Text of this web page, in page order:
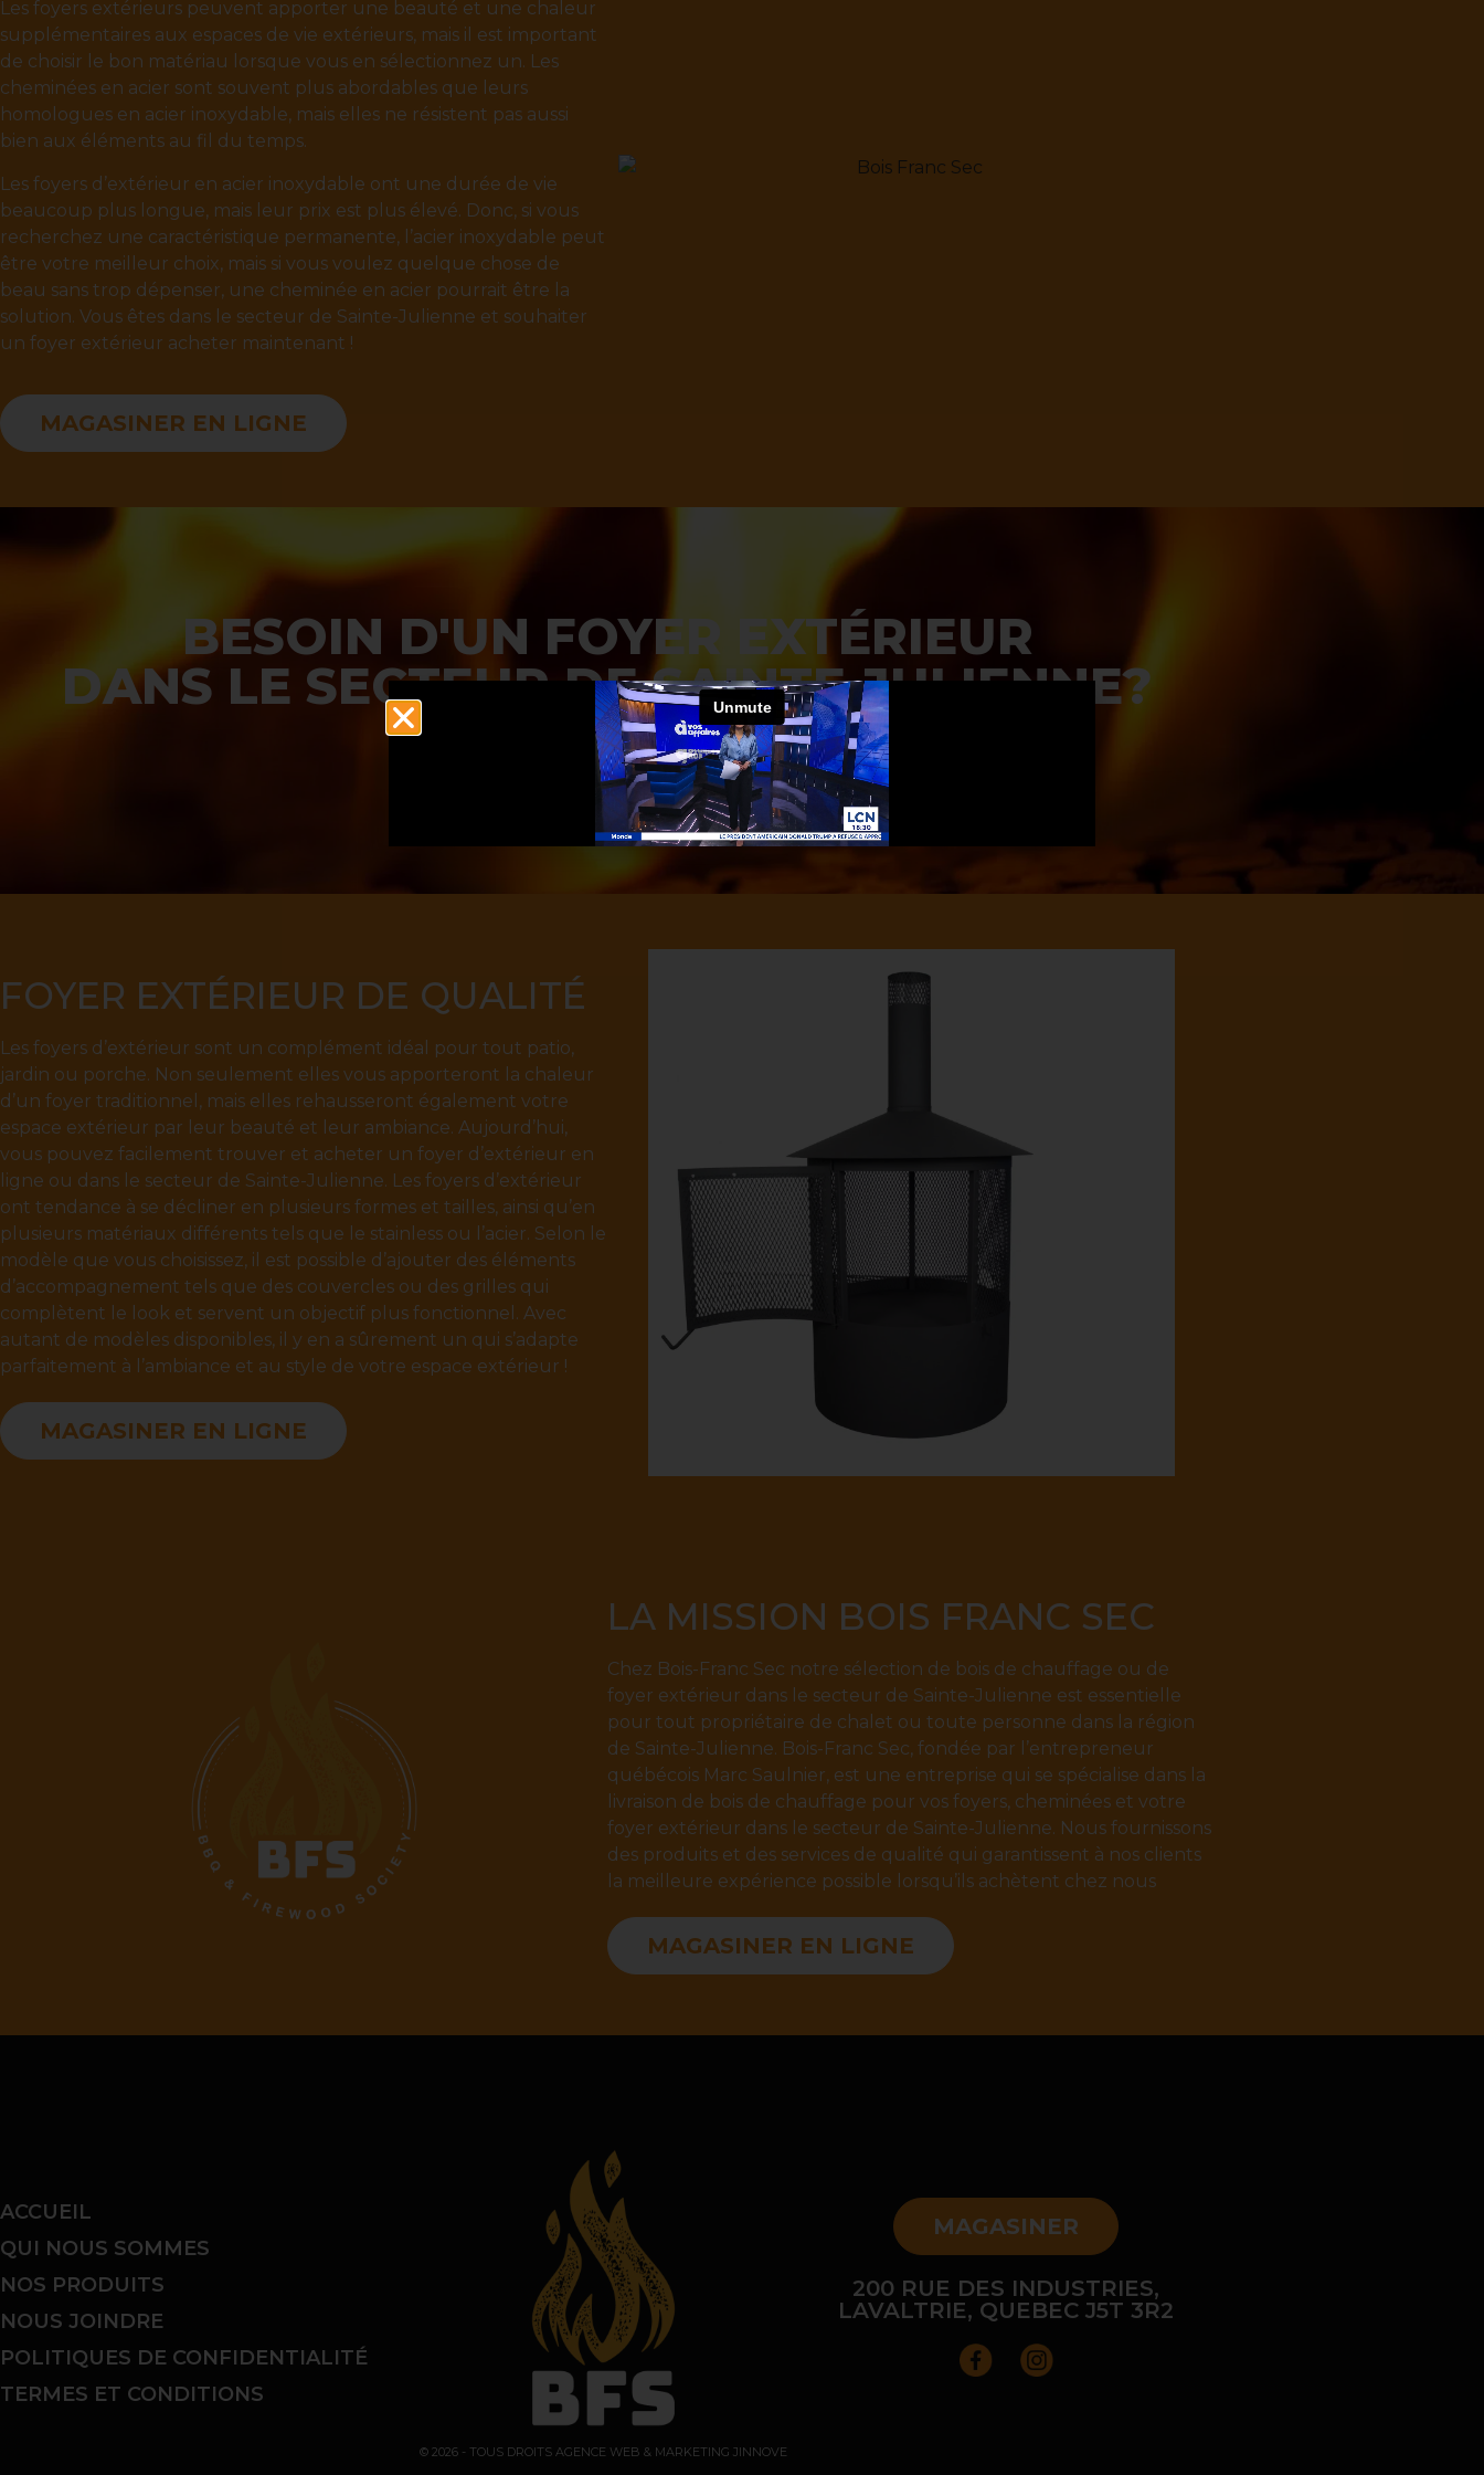
Les foyers extérieurs peuvent apporter une beauté et une chaleur
supplémentaires aux espaces de vie extérieurs, mais il est important
de choisir le bon matériau lorsque vous en sélectionnez un. Les
cheminées en acier sont souvent plus abordables que leurs
homologues en acier inoxydable, mais elles ne résistent pas aussi
bien aux éléments au fil du temps.
Les foyers d’extérieur en acier inoxydable ont une durée de vie
beaucoup plus longue, mais leur prix est plus élevé. Donc, si vous
recherchez une caractéristique permanente, l’acier inoxydable peut
être votre meilleur choix, mais si vous voulez quelque chose de
beau sans trop dépenser, une cheminée en acier pourrait être la
solution. Vous êtes dans le secteur de Sainte-Julienne et souhaiter
un foyer extérieur acheter maintenant !
MAGASINER EN LIGNE
BESOIN D'UN FOYER EXTÉRIEUR
DANS LE SECTEUR DE SAINTE-JULIENNE?
COMMANDER MAINTENANT !
FOYER EXTÉRIEUR DE QUALITÉ
Les foyers d’extérieur sont un complément idéal pour tout patio,
jardin ou porche. Non seulement elles vous apporteront la chaleur
d’un foyer traditionnel, mais elles rehausseront également votre
espace extérieur par leur beauté et leur ambiance. Aujourd’hui,
vous pouvez facilement trouver et acheter un foyer d’extérieur en
ligne ou dans le secteur de Sainte-Julienne. Les foyers d’extérieur
ont tendance à se décliner en plusieurs formes et tailles, ainsi qu’en
plusieurs matériaux différents tels que le stainless ou l’acier. Selon le
modèle que vous choisissez, il est possible d’ajouter des éléments
d’accompagnement tels que des couvercles ou des grilles qui
complètent le look et servent un objectif plus fonctionnel. Avec
autant de modèles disponibles, il y en a sûrement un qui s’adapte
parfaitement à l’ambiance et au style de votre espace extérieur !
MAGASINER EN LIGNE
LA MISSION BOIS FRANC SEC
Chez Bois-Franc Sec notre sélection de bois de chauffage ou de
foyer extérieur dans le secteur de Sainte-Julienne est essentielle
pour tout propriétaire de chalet ou toute personne dans la région
de Sainte-Julienne. Bois-Franc Sec, fondée par l’entrepreneur
québécois Marc Saulnier, est une entreprise qui se spécialise dans la
livraison de bois de chauffage pour vos foyers, cheminées et votre
foyer extérieur dans le secteur de Sainte-Julienne. Nous fournissons
des produits et des services de qualité qui garantissent à nos clients
la meilleure expérience possible lorsqu’ils achètent chez nous
MAGASINER EN LIGNE
ACCUEIL
QUI NOUS SOMMES
NOS PRODUITS
NOUS JOINDRE
POLITIQUES DE CONFIDENTIALITÉ
TERMES ET CONDITIONS
© 2026 - TOUS DROITS AGENCE WEB & MARKETING JINNOVE
MAGASINER
200 RUE DES INDUSTRIES,
LAVALTRIE, QUEBEC J5T 3R2